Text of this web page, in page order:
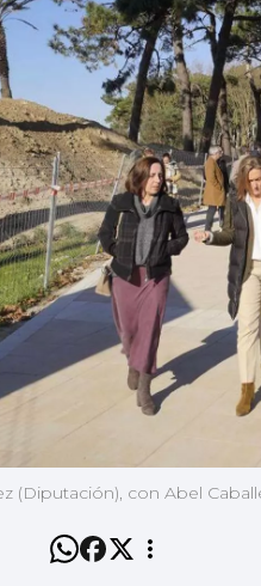
(Diputación), con Abel